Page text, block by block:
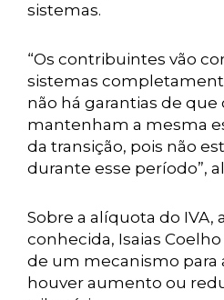
sistemas.
“Os contribuintes vão
sistemas
não há garantias de
mantenham a mesma
da transição, pois não
durante esse período”,
Sobre a alíquota do IVA,
conhecida, Isaias
de um mecanismo para
houver aumento ou